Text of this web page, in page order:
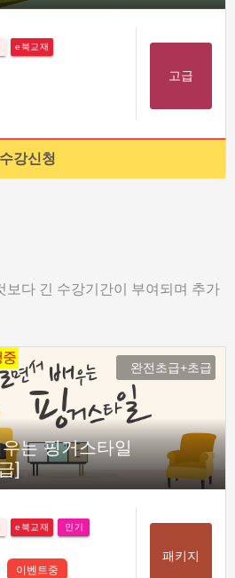
e북교재
고급
수강신청
보다 긴 수강기간이 부여되며 추가
중
완전초급+초급
는 핑거스타일
]
e북교재 인기
이벤트중
패키지